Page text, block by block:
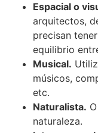
Espacial o
arquitectos,
precisan
equilibrio
Musical.
músicos,
etc.
Naturalista.
naturaleza.